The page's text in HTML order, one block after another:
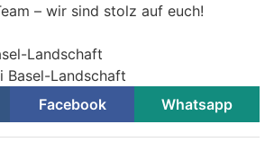
– wir sind stolz auf euch!
Landschaft
Basel-Landschaft
Facebook Whatsapp